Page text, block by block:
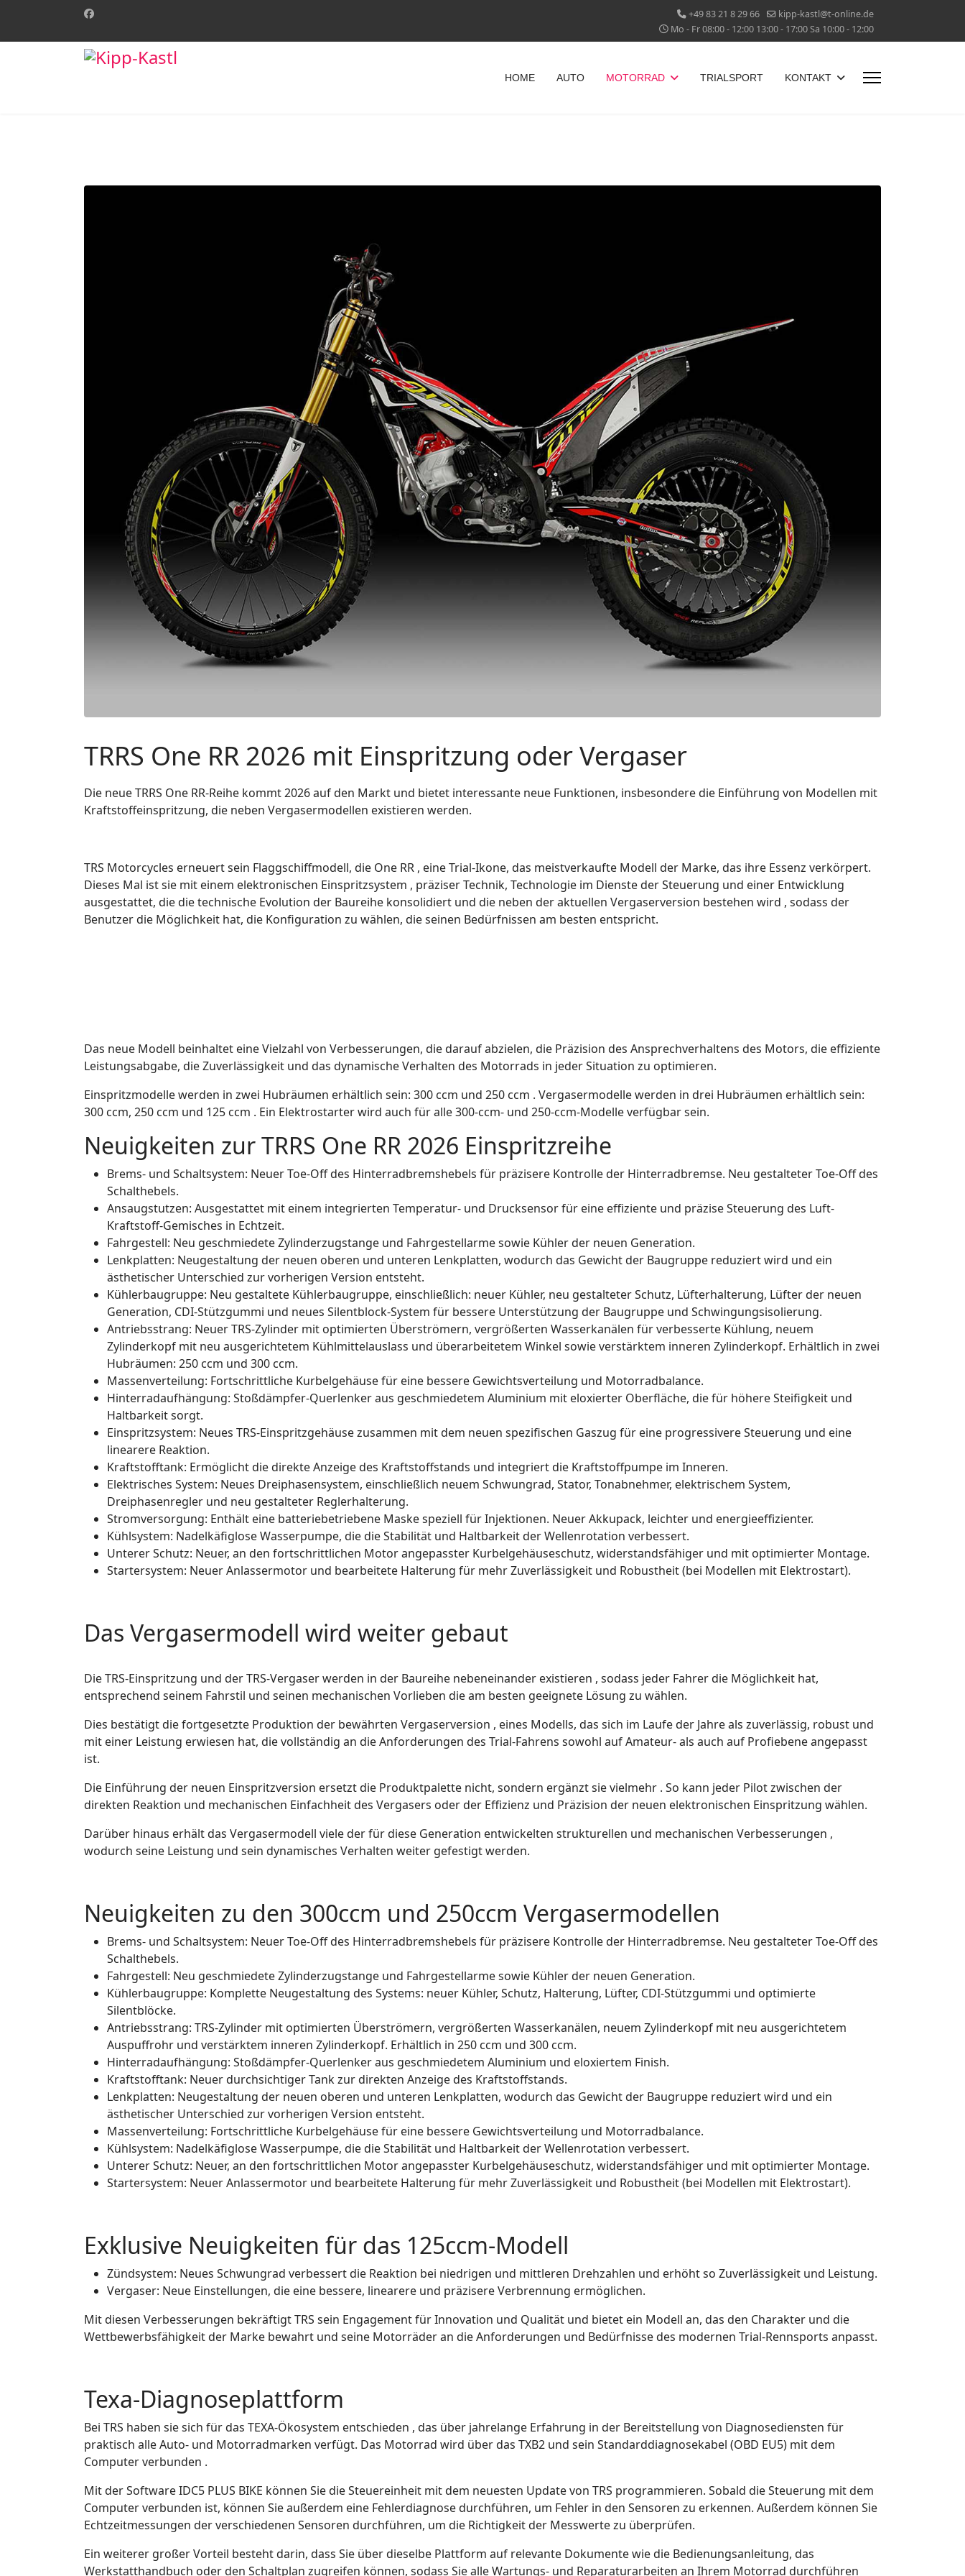
+49 83 21 8 29 66
kipp-kastl@t-online.de
Mo - Fr 08:00 - 12:00 13:00 - 17:00 Sa 10:00 - 12:00
HOME AUTO MOTORRAD TRIALSPORT KONTAKT
TRRS One RR 2026 mit Einspritzung oder Vergaser
Die neue TRRS One RR-Reihe kommt 2026 auf den Markt und bietet interessante neue Funktionen, insbesondere die Einführung von Modellen mit
Kraftstoffeinspritzung, die neben Vergasermodellen existieren werden.
TRS Motorcycles erneuert sein Flaggschiffmodell, die One RR , eine Trial-Ikone, das meistverkaufte Modell der Marke, das ihre Essenz verkörpert.
Dieses Mal ist sie mit einem elektronischen Einspritzsystem , präziser Technik, Technologie im Dienste der Steuerung und einer Entwicklung
ausgestattet, die die technische Evolution der Baureihe konsolidiert und die neben der aktuellen Vergaserversion bestehen wird , sodass der
Benutzer die Möglichkeit hat, die Konfiguration zu wählen, die seinen Bedürfnissen am besten entspricht.
Das neue Modell beinhaltet eine Vielzahl von Verbesserungen, die darauf abzielen, die Präzision des Ansprechverhaltens des Motors, die effiziente
Leistungsabgabe, die Zuverlässigkeit und das dynamische Verhalten des Motorrads in jeder Situation zu optimieren.
Einspritzmodelle werden in zwei Hubräumen erhältlich sein: 300 ccm und 250 ccm . Vergasermodelle werden in drei Hubräumen erhältlich sein:
300 ccm, 250 ccm und 125 ccm . Ein Elektrostarter wird auch für alle 300-ccm- und 250-ccm-Modelle verfügbar sein.
Neuigkeiten zur TRRS One RR 2026 Einspritzreihe
Brems- und Schaltsystem: Neuer Toe-Off des Hinterradbremshebels für präzisere Kontrolle der Hinterradbremse. Neu gestalteter Toe-Off des
Schalthebels.
Ansaugstutzen: Ausgestattet mit einem integrierten Temperatur- und Drucksensor für eine effiziente und präzise Steuerung des Luft-
Kraftstoff-Gemisches in Echtzeit.
Fahrgestell: Neu geschmiedete Zylinderzugstange und Fahrgestellarme sowie Kühler der neuen Generation.
Lenkplatten: Neugestaltung der neuen oberen und unteren Lenkplatten, wodurch das Gewicht der Baugruppe reduziert wird und ein
ästhetischer Unterschied zur vorherigen Version entsteht.
Kühlerbaugruppe: Neu gestaltete Kühlerbaugruppe, einschließlich: neuer Kühler, neu gestalteter Schutz, Lüfterhalterung, Lüfter der neuen
Generation, CDI-Stützgummi und neues Silentblock-System für bessere Unterstützung der Baugruppe und Schwingungsisolierung.
Antriebsstrang: Neuer TRS-Zylinder mit optimierten Überströmern, vergrößerten Wasserkanälen für verbesserte Kühlung, neuem
Zylinderkopf mit neu ausgerichtetem Kühlmittelauslass und überarbeitetem Winkel sowie verstärktem inneren Zylinderkopf. Erhältlich in zwei
Hubräumen: 250 ccm und 300 ccm.
Massenverteilung: Fortschrittliche Kurbelgehäuse für eine bessere Gewichtsverteilung und Motorradbalance.
Hinterradaufhängung: Stoßdämpfer-Querlenker aus geschmiedetem Aluminium mit eloxierter Oberfläche, die für höhere Steifigkeit und
Haltbarkeit sorgt.
Einspritzsystem: Neues TRS-Einspritzgehäuse zusammen mit dem neuen spezifischen Gaszug für eine progressivere Steuerung und eine
linearere Reaktion.
Kraftstofftank: Ermöglicht die direkte Anzeige des Kraftstoffstands und integriert die Kraftstoffpumpe im Inneren.
Elektrisches System: Neues Dreiphasensystem, einschließlich neuem Schwungrad, Stator, Tonabnehmer, elektrischem System,
Dreiphasenregler und neu gestalteter Reglerhalterung.
Stromversorgung: Enthält eine batteriebetriebene Maske speziell für Injektionen. Neuer Akkupack, leichter und energieeffizienter.
Kühlsystem: Nadelkäfiglose Wasserpumpe, die die Stabilität und Haltbarkeit der Wellenrotation verbessert.
Unterer Schutz: Neuer, an den fortschrittlichen Motor angepasster Kurbelgehäuseschutz, widerstandsfähiger und mit optimierter Montage.
Startersystem: Neuer Anlassermotor und bearbeitete Halterung für mehr Zuverlässigkeit und Robustheit (bei Modellen mit Elektrostart).
Das Vergasermodell wird weiter gebaut
Die TRS-Einspritzung und der TRS-Vergaser werden in der Baureihe nebeneinander existieren , sodass jeder Fahrer die Möglichkeit hat,
entsprechend seinem Fahrstil und seinen mechanischen Vorlieben die am besten geeignete Lösung zu wählen.
Dies bestätigt die fortgesetzte Produktion der bewährten Vergaserversion , eines Modells, das sich im Laufe der Jahre als zuverlässig, robust und
mit einer Leistung erwiesen hat, die vollständig an die Anforderungen des Trial-Fahrens sowohl auf Amateur- als auch auf Profiebene angepasst
ist.
Die Einführung der neuen Einspritzversion ersetzt die Produktpalette nicht, sondern ergänzt sie vielmehr . So kann jeder Pilot zwischen der
direkten Reaktion und mechanischen Einfachheit des Vergasers oder der Effizienz und Präzision der neuen elektronischen Einspritzung wählen.
Darüber hinaus erhält das Vergasermodell viele der für diese Generation entwickelten strukturellen und mechanischen Verbesserungen ,
wodurch seine Leistung und sein dynamisches Verhalten weiter gefestigt werden.
Neuigkeiten zu den 300ccm und 250ccm Vergasermodellen
Brems- und Schaltsystem: Neuer Toe-Off des Hinterradbremshebels für präzisere Kontrolle der Hinterradbremse. Neu gestalteter Toe-Off des
Schalthebels.
Fahrgestell: Neu geschmiedete Zylinderzugstange und Fahrgestellarme sowie Kühler der neuen Generation.
Kühlerbaugruppe: Komplette Neugestaltung des Systems: neuer Kühler, Schutz, Halterung, Lüfter, CDI-Stützgummi und optimierte
Silentblöcke.
Antriebsstrang: TRS-Zylinder mit optimierten Überströmern, vergrößerten Wasserkanälen, neuem Zylinderkopf mit neu ausgerichtetem
Auspuffrohr und verstärktem inneren Zylinderkopf. Erhältlich in 250 ccm und 300 ccm.
Hinterradaufhängung: Stoßdämpfer-Querlenker aus geschmiedetem Aluminium und eloxiertem Finish.
Kraftstofftank: Neuer durchsichtiger Tank zur direkten Anzeige des Kraftstoffstands.
Lenkplatten: Neugestaltung der neuen oberen und unteren Lenkplatten, wodurch das Gewicht der Baugruppe reduziert wird und ein
ästhetischer Unterschied zur vorherigen Version entsteht.
Massenverteilung: Fortschrittliche Kurbelgehäuse für eine bessere Gewichtsverteilung und Motorradbalance.
Kühlsystem: Nadelkäfiglose Wasserpumpe, die die Stabilität und Haltbarkeit der Wellenrotation verbessert.
Unterer Schutz: Neuer, an den fortschrittlichen Motor angepasster Kurbelgehäuseschutz, widerstandsfähiger und mit optimierter Montage.
Startersystem: Neuer Anlassermotor und bearbeitete Halterung für mehr Zuverlässigkeit und Robustheit (bei Modellen mit Elektrostart).
Exklusive Neuigkeiten für das 125ccm-Modell
Zündsystem: Neues Schwungrad verbessert die Reaktion bei niedrigen und mittleren Drehzahlen und erhöht so Zuverlässigkeit und Leistung.
Vergaser: Neue Einstellungen, die eine bessere, linearere und präzisere Verbrennung ermöglichen.
Mit diesen Verbesserungen bekräftigt TRS sein Engagement für Innovation und Qualität und bietet ein Modell an, das den Charakter und die
Wettbewerbsfähigkeit der Marke bewahrt und seine Motorräder an die Anforderungen und Bedürfnisse des modernen Trial-Rennsports anpasst.
Texa-Diagnoseplattform
Bei TRS haben sie sich für das TEXA-Ökosystem entschieden , das über jahrelange Erfahrung in der Bereitstellung von Diagnosediensten für
praktisch alle Auto- und Motorradmarken verfügt. Das Motorrad wird über das TXB2 und sein Standarddiagnosekabel (OBD EU5) mit dem
Computer verbunden .
Mit der Software IDC5 PLUS BIKE können Sie die Steuereinheit mit dem neuesten Update von TRS programmieren. Sobald die Steuerung mit dem
Computer verbunden ist, können Sie außerdem eine Fehlerdiagnose durchführen, um Fehler in den Sensoren zu erkennen. Außerdem können Sie
Echtzeitmessungen der verschiedenen Sensoren durchführen, um die Richtigkeit der Messwerte zu überprüfen.
Ein weiterer großer Vorteil besteht darin, dass Sie über dieselbe Plattform auf relevante Dokumente wie die Bedienungsanleitung, das
Werkstatthandbuch oder den Schaltplan zugreifen können, sodass Sie alle Wartungs- und Reparaturarbeiten an Ihrem Motorrad durchführen